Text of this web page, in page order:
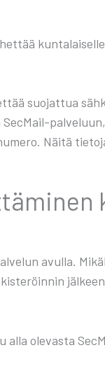
suo­jat­tua
Näi­tä
avul­la.
ole­vas­ta